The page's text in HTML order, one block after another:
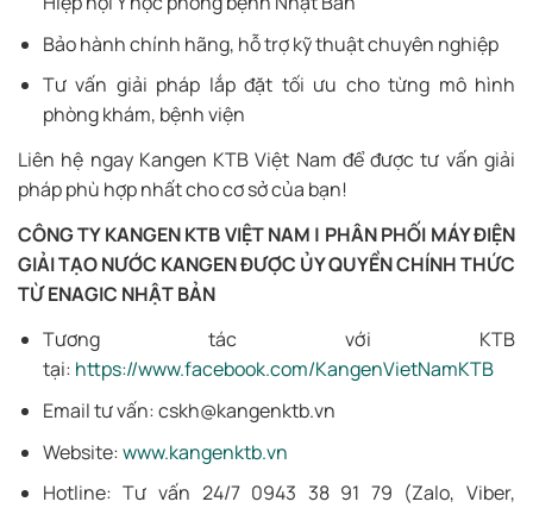
Bảo hành chính hãng, hỗ trợ kỹ thuật chuyên nghiệp
Tư vấn giải pháp lắp đặt tối ưu cho từng mô hình
phòng khám, bệnh viện
Liên hệ ngay Kangen KTB Việt Nam để được tư vấn giải
pháp phù hợp nhất cho cơ sở của bạn!
CÔNG TY KANGEN KTB VIỆT NAM | PHÂN PHỐI MÁY ĐIỆN
GIẢI TẠO NƯỚC KANGEN ĐƯỢC ỦY QUYỀN CHÍNH THỨC
TỪ ENAGIC NHẬT BẢN
Tương tác với KTB
tại: https://www.facebook.com/KangenVietNamKTB
Email tư vấn: cskh@kangenktb.vn
Website:www.kangenktb.vn
Hotline: Tư vấn 24/7 0943 38 91 79 (Zalo, Viber,